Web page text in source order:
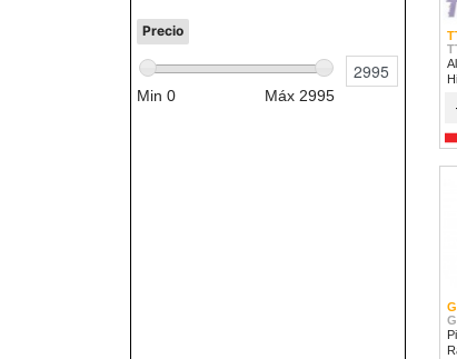
Precio
Min 0 Máx 2995